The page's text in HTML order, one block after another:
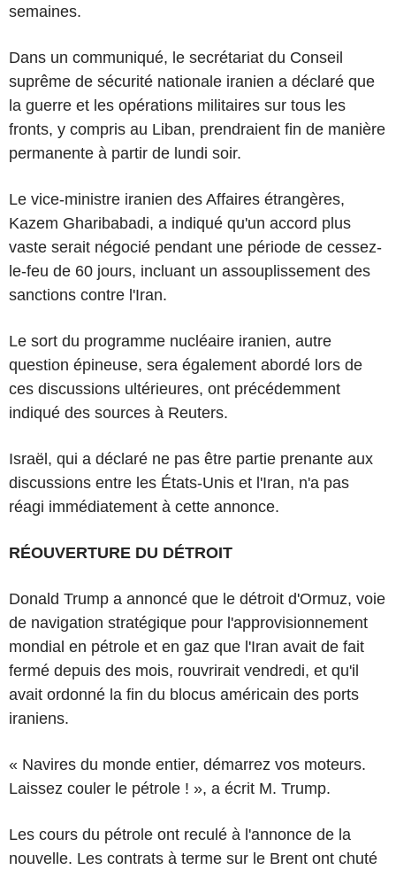
semaines.
Dans un communiqué, le secrétariat du Conseil
suprême de sécurité nationale iranien a déclaré que
la guerre et les opérations militaires sur tous les
fronts, y compris au Liban, prendraient fin de manière
permanente à partir de lundi soir.
Le vice-ministre iranien des Affaires étrangères,
Kazem Gharibabadi, a indiqué qu'un accord plus
vaste serait négocié pendant une période de cessez-
le-feu de 60 jours, incluant un assouplissement des
sanctions contre l'Iran.
Le sort du programme nucléaire iranien, autre
question épineuse, sera également abordé lors de
ces discussions ultérieures, ont précédemment
indiqué des sources à Reuters.
Israël, qui a déclaré ne pas être partie prenante aux
discussions entre les États-Unis et l'Iran, n'a pas
réagi immédiatement à cette annonce.
RÉOUVERTURE DU DÉTROIT
Donald Trump a annoncé que le détroit d'Ormuz, voie
de navigation stratégique pour l'approvisionnement
mondial en pétrole et en gaz que l'Iran avait de fait
fermé depuis des mois, rouvrirait vendredi, et qu'il
avait ordonné la fin du blocus américain des ports
iraniens.
« Navires du monde entier, démarrez vos moteurs.
Laissez couler le pétrole ! », a écrit M. Trump.
Les cours du pétrole ont reculé à l'annonce de la
nouvelle. Les contrats à terme sur le Brent ont chuté